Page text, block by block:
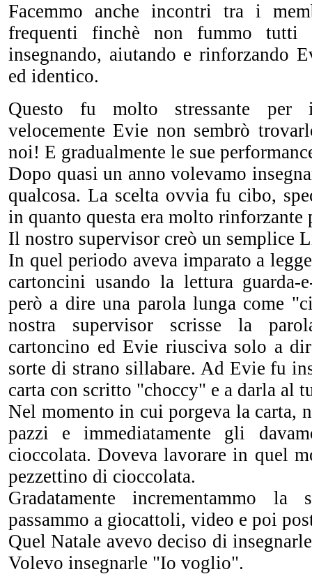
Facemmo anche incontri tra i
frequenti finchè non fummo tutti
insegnando, aiutando e rinforzando
ed identico.
Questo fu molto stressante
velocemente Evie non sembrò
noi! E gradualmente le sue
Dopo quasi un anno volevamo
qualcosa. La scelta ovvia fu cibo,
in quanto questa era molto rinforzante
Il nostro supervisor creò un semplice
In quel periodo aveva imparato a
cartoncini usando la lettura guarda-
però a dire una parola lunga come
nostra supervisor scrisse la
cartoncino ed Evie riusciva solo a
sorte di strano sillabare. Ad Evie fu
carta con scritto "choccy" e a darla al
Nel momento in cui porgeva la carta,
pazzi e immediatamente gli
cioccolata. Doveva lavorare in quel
pezzettino di cioccolata.
Gradatamente incrementammo
passammo a giocattoli, video e poi
Quel Natale avevo deciso di
Volevo insegnarle "Io voglio".